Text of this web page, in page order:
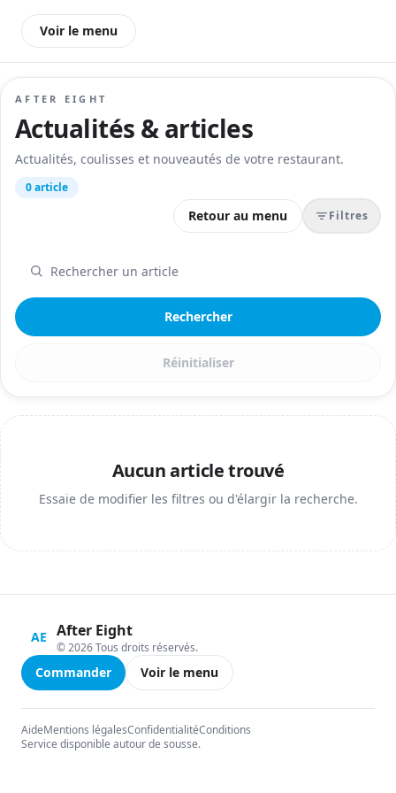
Voir le menu
AFTER EIGHT
Actualités & articles
Actualités, coulisses et nouveautés de votre restaurant.
0 article
Retour au menu Filtres
Rechercher
Réinitialiser
Aucun article trouvé
Essaie de modifier les filtres ou d'élargir la recherche.
AE After Eight
© 2026 Tous droits réservés.
Commander Voir le menu
AideMentions légalesConfidentialitéConditions
Service disponible autour de sousse.